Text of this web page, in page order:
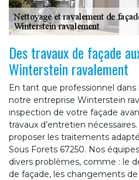
Des travaux de façade
Winterstein ravalement
En tant que professionnel
notre entreprise Winterstein
inspection de votre façade
travaux d’entretien
proposer les traitements
Sous Forets 67250. Nos
divers problèmes, comme : le
de façade, les changements